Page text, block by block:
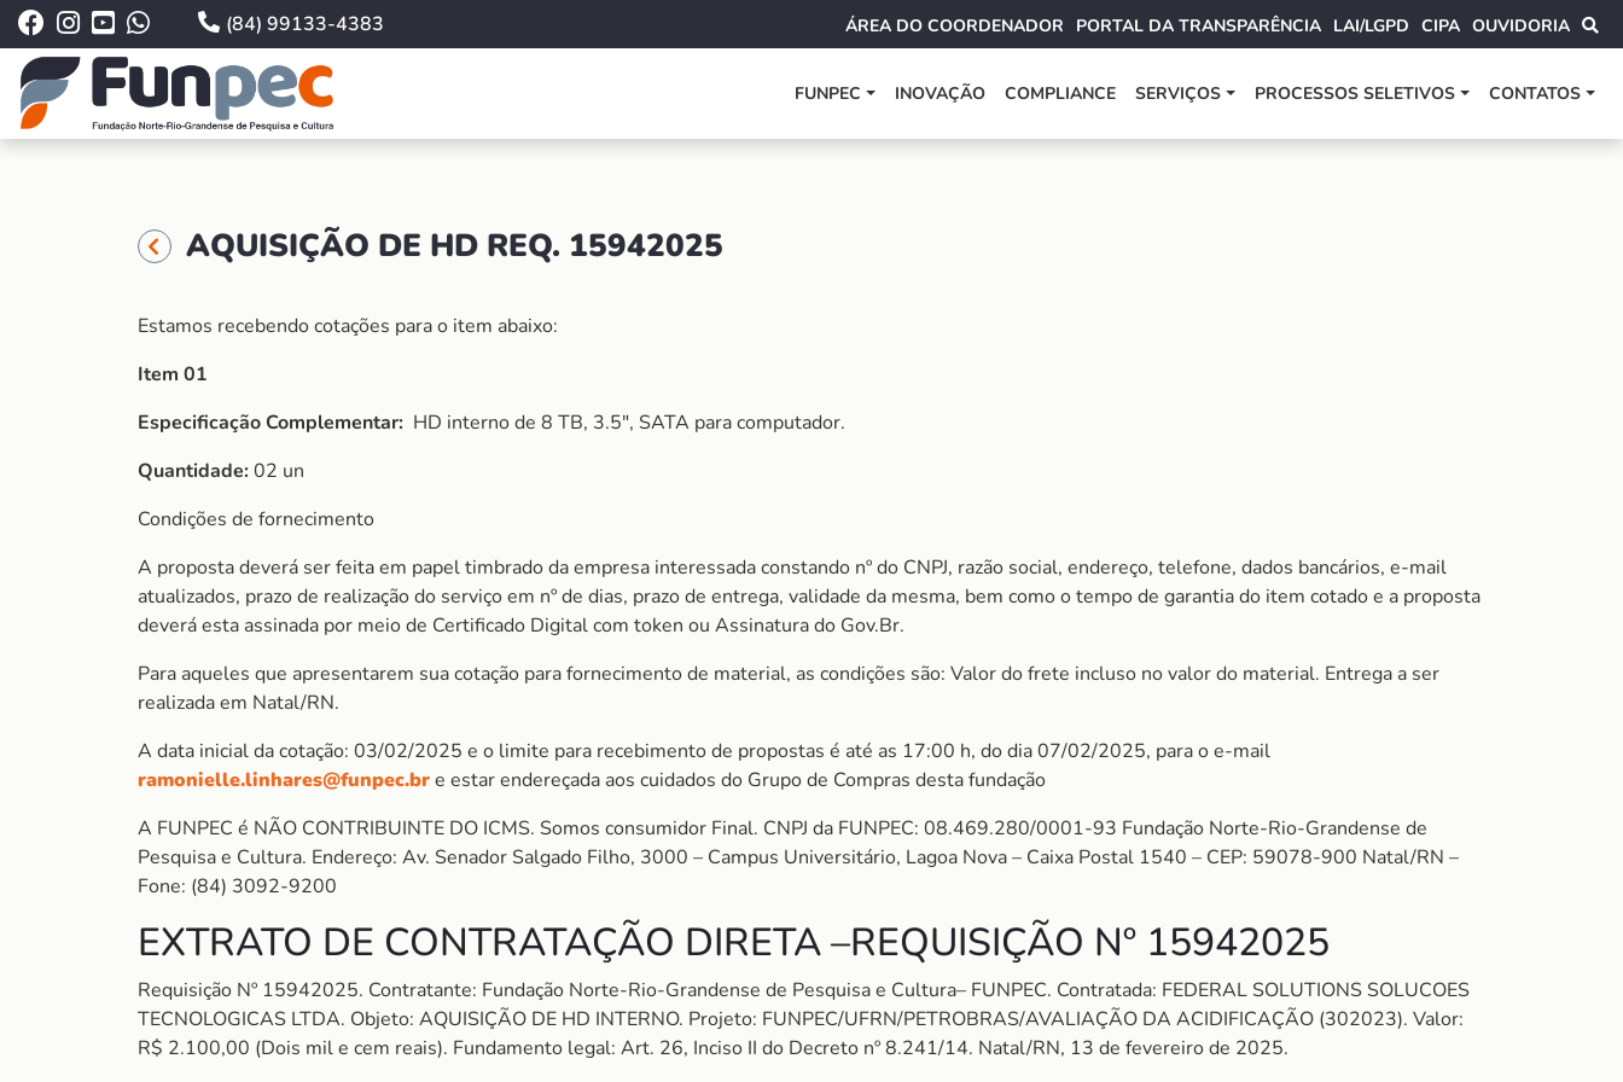
(84) 99133-4383 ÁREA DO COORDENADOR PORTAL DA TRANSPARÊNCIA LAI/LGPD CIPA OUVIDORIA
FUNPEC INOVAÇÃO COMPLIANCE SERVIÇOS PROCESSOS SELETIVOS CONTATOS
AQUISIÇÃO DE HD REQ. 15942025
Estamos recebendo cotações para o item abaixo:
Item 01
Especificação Complementar: HD interno de 8 TB, 3.5″, SATA para computador.
Quantidade:02 un
Condições de fornecimento
A proposta deverá ser feita em papel timbrado da empresa interessada constando nº do CNPJ, razão social, endereço, telefone, dados bancários, e-mail
atualizados, prazo de realização do serviço em nº de dias, prazo de entrega, validade da mesma, bem como o tempo de garantia do item cotado e a proposta
deverá esta assinada por meio de Certificado Digital com token ou Assinatura do Gov.Br.
Para aqueles que apresentarem sua cotação para fornecimento de material, as condições são: Valor do frete incluso no valor do material. Entrega a ser
realizada em Natal/RN.
A data inicial da cotação: 03/02/2025 e o limite para recebimento de propostas é até as 17:00 h, do dia 07/02/2025, para o e-mail
ramonielle.linhares@funpec.bre estar endereçada aos cuidados do Grupo de Compras desta fundação
A FUNPEC é NÃO CONTRIBUINTE DO ICMS. Somos consumidor Final. CNPJ da FUNPEC: 08.469.280/0001-93 Fundação Norte-Rio-Grandense de
Pesquisa e Cultura. Endereço: Av. Senador Salgado Filho, 3000 – Campus Universitário, Lagoa Nova – Caixa Postal 1540 – CEP: 59078-900 Natal/RN –
Fone: (84) 3092-9200
EXTRATO DE CONTRATAÇÃO DIRETA –REQUISIÇÃO Nº 15942025
Requisição Nº 15942025. Contratante: Fundação Norte-Rio-Grandense de Pesquisa e Cultura– FUNPEC. Contratada: FEDERAL SOLUTIONS SOLUCOES
TECNOLOGICAS LTDA. Objeto: AQUISIÇÃO DE HD INTERNO. Projeto: FUNPEC/UFRN/PETROBRAS/AVALIAÇÃO DA ACIDIFICAÇÃO (302023). Valor:
R$ 2.100,00 (Dois mil e cem reais). Fundamento legal: Art. 26, Inciso II do Decreto nº 8.241/14. Natal/RN, 13 de fevereiro de 2025.